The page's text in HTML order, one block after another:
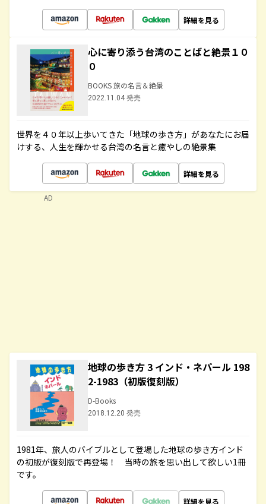
詳細を見る
心に寄り添う台湾のことばと絶景１０
０
BOOKS 旅の名言＆絶景
2022.11.04 発売
世界を４０年以上歩いてきた「地球の歩き方」があなたにお届
けする、人生を輝かせる台湾の名言と癒やしの絶景集
詳細を見る
地球の歩き方 3 インド・ネパール 198
2-1983（初版復刻版）
D-Books
2018.12.20 発売
1981年、旅人のバイブルとして登場した地球の歩き方インド
の初版が復刻版で再登場！ 当時の旅を思い出して欲しい1冊
です。
詳細を見る
AD